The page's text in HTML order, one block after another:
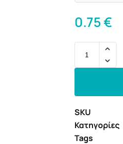
0.75€
SKU
Κατηγορίες
Tags